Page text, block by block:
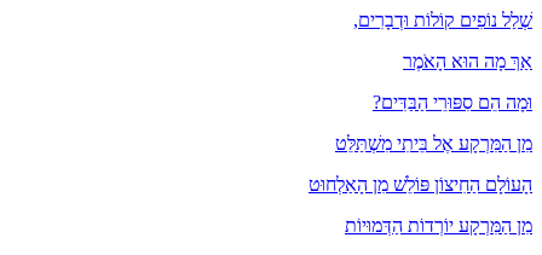
שְׁלַל נוֹפִים קוֹלוֹת וּדְבָרִים,
אַךְ מָה הוּא הָאֹמֶר
וּמָה הֵם סִפּוּרֵי הַבַּדִּים?
מִן הַמִּרְקָע אֶל בֵּיתִי מִשְׁתַּלֵּט
הָעוֹלָם הַחִיצוֹן פּוֹלֵשׁ מִן הָאַלְחוּט
מִן הַמִּרְקָע יוֹרְדוֹת הַדְּמוּיוֹת